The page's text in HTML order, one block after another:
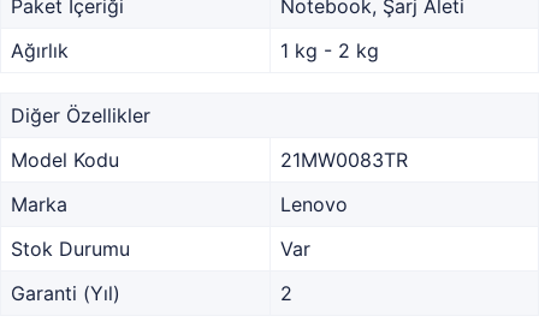
Paket İçeriği
Notebook, Şarj Aleti
Ağırlık
1 kg - 2 kg
Diğer Özellikler
Model Kodu
21MW0083TR
Marka
Lenovo
Stok Durumu
Var
Garanti (Yıl)
2